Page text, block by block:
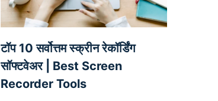
टॉप 10 सर्वोत्तम स्क्रीन रेकॉर्डिंग
सॉफ्टवेअर | Best Screen
Recorder Tools